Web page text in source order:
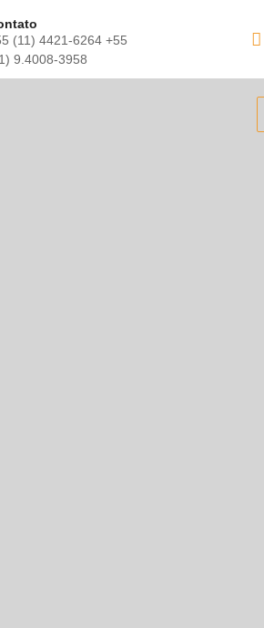
(11) 4421-6264 +55
9.4008-3958